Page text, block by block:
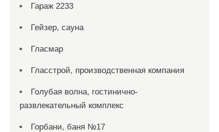
Гараж 2233
Гейзер, сауна
Гласмар
Гласстрой, производственная компания
Голубая волна, гостинично-
развлекательный комплекс
Горбани, баня №17